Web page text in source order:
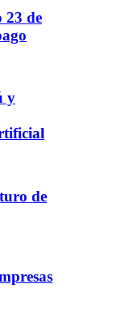
23 de
y
de